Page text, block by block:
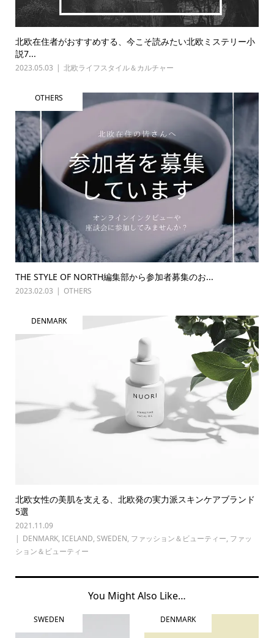
北欧在住者がおすすめする、今こそ読みたい北欧ミステリー小
説7...
2023.05.03 北欧ライフスタイル＆カルチャー
OTHERS
THE STYLE OF NORTH編集部から参加者募集のお...
2023.02.03 OTHERS
DENMARK
北欧女性の美肌を支える、北欧発の実力派スキンケアブランド
5選
2021.11.09
DENMARK, ICELAND, SWEDEN, ファッション＆ビューティー, ファッ
ション＆ビューティー
You Might Also Like…
SWEDEN DENMARK